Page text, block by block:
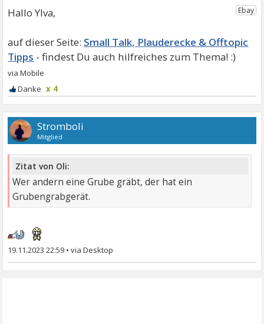
Hallo Ylva,
Small Talk, Plauderecke & Offtopic
Tipps
x 4
Stromboli
Mitglied
Zitat von Oli:
Wer andern eine Grube gräbt, der hat ein
Grubengrabgerät.
19.11.2023 22:59 •